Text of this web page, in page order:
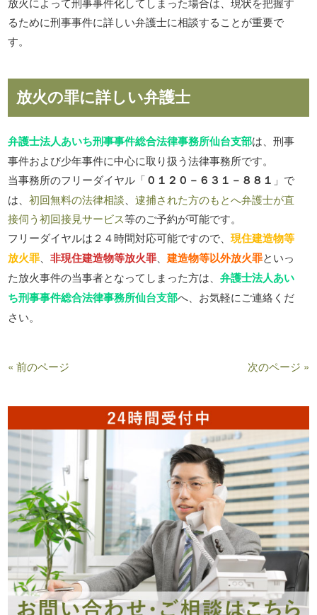
るために刑事事件に詳しい弁護士に相談することが重要で
す。
放火の罪に詳しい弁護士
弁護士法人あいち刑事事件総合法律事務所仙台支部は、刑事
事件および少年事件に中心に取り扱う法律事務所です。
当事務所のフリーダイヤル「０１２０－６３１－８８１ 」で
は、初回無料の法律相談、逮捕された方のもとへ弁護士が直
接伺う初回接見サービス等のご予約が可能です。
フリーダイヤルは２４時間対応可能ですので、現住建造物等
放火罪、非現住建造物等放火罪、建造物等以外放火罪といっ
た放火事件の当事者となってしまった方は、弁護士法人あい
ち刑事事件総合法律事務所仙台支部へ、お気軽にご連絡くだ
さい。
« 前のページ 次のページ »